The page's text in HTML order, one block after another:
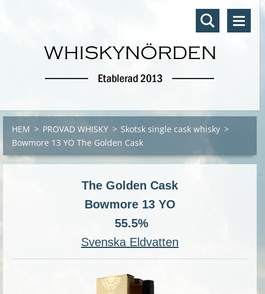
HEM > PROVAD WHISKY > Skotsk single cask whisky >
Bowmore 13 YO The Golden Cask
The Golden Cask
Bowmore 13 YO
55.5%
Svenska Eldvatten